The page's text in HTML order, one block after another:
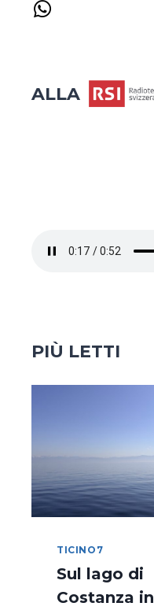
ALLA
PIÙ LETTI
TICINO7
Sul lago di
Costanza in